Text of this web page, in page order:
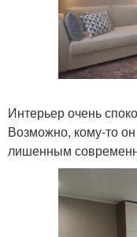
Интерьер очень
Возможно, кому-то
лишенным